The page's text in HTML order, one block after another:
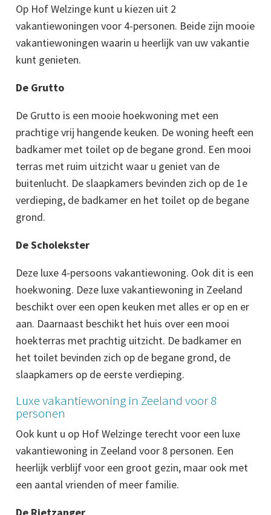
Op Hof Welzinge kunt u kiezen uit 2
vakantiewoningen voor 4-personen. Beide zijn mooie
vakantiewoningen waarin u heerlijk van uw vakantie
kunt genieten.
De Grutto
De Grutto is een mooie hoekwoning met een
prachtige vrij hangende keuken. De woning heeft een
badkamer met toilet op de begane grond. Een mooi
terras met ruim uitzicht waar u geniet van de
buitenlucht. De slaapkamers bevinden zich op de 1e
verdieping, de badkamer en het toilet op de begane
grond.
De Scholekster
Deze luxe 4-persoons vakantiewoning. Ook dit is een
hoekwoning. Deze luxe vakantiewoning in Zeeland
beschikt over een open keuken met alles er op en er
aan. Daarnaast beschikt het huis over een mooi
hoekterras met prachtig uitzicht. De badkamer en
het toilet bevinden zich op de begane grond, de
slaapkamers op de eerste verdieping.
Luxe vakantiewoning in Zeeland voor 8
personen
Ook kunt u op Hof Welzinge terecht voor een luxe
vakantiewoning in Zeeland voor 8 personen. Een
heerlijk verblijf voor een groot gezin, maar ook met
een aantal vrienden of meer familie.
De Rietzanger